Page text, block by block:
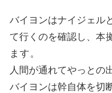
バイヨンはナイジェル
て行くのを確認し、 本
ます。
人間が通れてやっとの
バイヨンは幹自体を切